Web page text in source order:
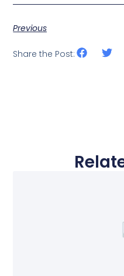
Previous
Share the Post: